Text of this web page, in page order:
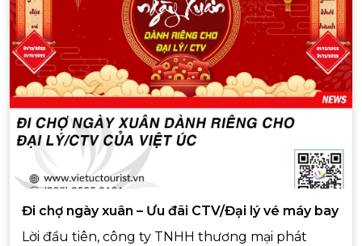
Đi chợ ngày xuân – Ưu đãi CTV/Đại lý vé máy bay
Lời đầu tiên, công ty TNHH thương mại phát